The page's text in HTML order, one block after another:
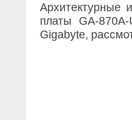
Архитектурные
платы GA-
Gigabyte,